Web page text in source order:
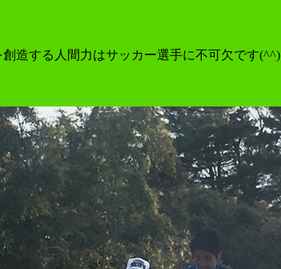
造する人間力はサッカー選手に不可欠です(^^)